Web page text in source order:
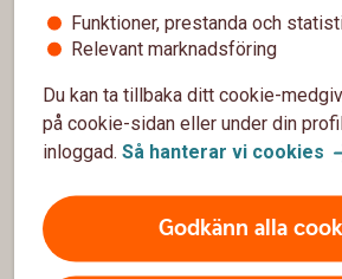
Funktioner, prestanda och
Relevant marknadsföring
Du kan ta tillbaka ditt cookie-
på cookie-sidan eller under din
inloggad. Så hanterar vi cookies
Godkänn alla
Sidfot
Hitta snabbt
Spärrhjälp
Bli kund
Priser, räntor och kurser